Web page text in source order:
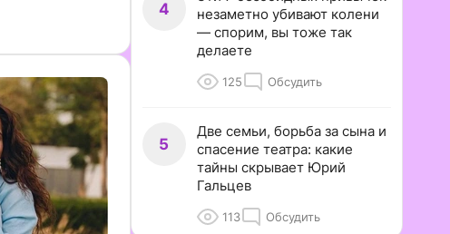
4
незаметно убивают колени
— спорим, вы тоже так
делаете
125 Обсудить
5
Две семьи, борьба за сына и
спасение театра: какие
тайны скрывает Юрий
Гальцев
113 Обсудить